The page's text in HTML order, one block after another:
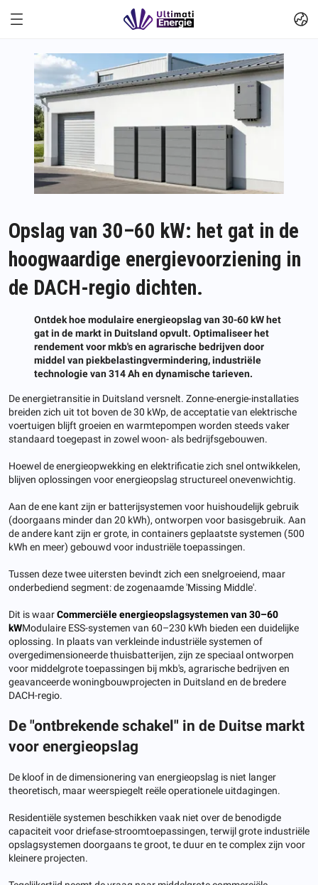
Opslag van 30–60 kW: het gat in de
hoogwaardige energievoorziening in
de DACH-regio dichten.
Ontdek hoe modulaire energieopslag van 30-60 kW het
gat in de markt in Duitsland opvult. Optimaliseer het
rendement voor mkb's en agrarische bedrijven door
middel van piekbelastingvermindering, industriële
technologie van 314 Ah en dynamische tarieven.
De energietransitie in Duitsland versnelt. Zonne-energie-installaties
breiden zich uit tot boven de 30 kWp, de acceptatie van elektrische
voertuigen blijft groeien en warmtepompen worden steeds vaker
standaard toegepast in zowel woon- als bedrijfsgebouwen.
Hoewel de energieopwekking en elektrificatie zich snel ontwikkelen,
blijven oplossingen voor energieopslag structureel onevenwichtig.
Aan de ene kant zijn er batterijsystemen voor huishoudelijk gebruik
(doorgaans minder dan 20 kWh), ontworpen voor basisgebruik. Aan
de andere kant zijn er grote, in containers geplaatste systemen (500
kWh en meer) gebouwd voor industriële toepassingen.
Tussen deze twee uitersten bevindt zich een snelgroeiend, maar
onderbediend segment: de zogenaamde 'Missing Middle'.
Dit is waarCommerciële energieopslagsystemen van 30–60
kWModulaire ESS-systemen van 60–230 kWh bieden een duidelijke
oplossing. In plaats van verkleinde industriële systemen of
overgedimensioneerde thuisbatterijen, zijn ze speciaal ontworpen
voor middelgrote toepassingen bij mkb's, agrarische bedrijven en
geavanceerde woningbouwprojecten in Duitsland en de bredere
DACH-regio.
De "ontbrekende schakel" in de Duitse markt
voor energieopslag
De kloof in de dimensionering van energieopslag is niet langer
theoretisch, maar weerspiegelt reële operationele uitdagingen.
Residentiële systemen beschikken vaak niet over de benodigde
capaciteit voor driefase-stroomtoepassingen, terwijl grote industriële
opslagsystemen doorgaans te groot, te duur en te complex zijn voor
kleinere projecten.